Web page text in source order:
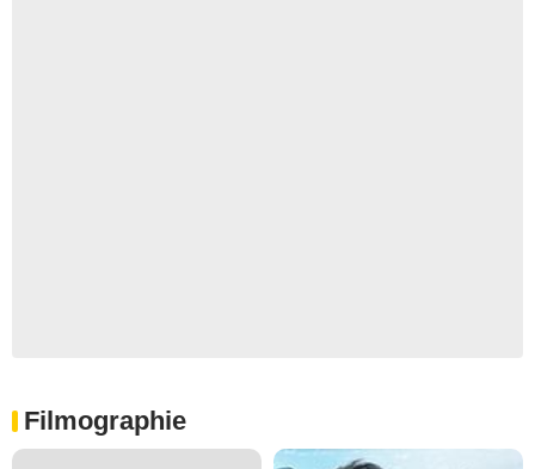
Filmographie